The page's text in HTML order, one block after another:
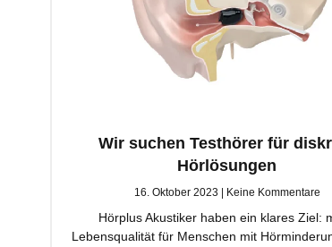
Wir suchen Testhörer für
Hörlösungen
16. Oktober 2023 Keine Kommentare
Hörplus Akustiker haben ein klares Ziel:
Lebensqualität für Menschen mit